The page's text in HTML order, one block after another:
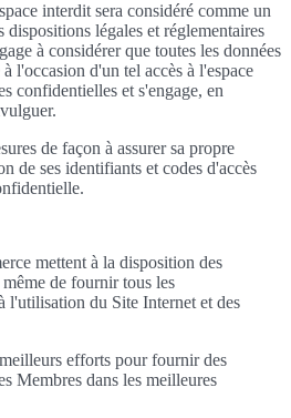
interdit sera considéré comme un
dispositions légales et réglementaires
à considérer que toutes les données
l'occasion d'un tel accès à l'espace
confidentielles et s'engage, en
de façon à assurer sa propre
de ses identifiants et codes d'accès
mettent à la disposition des
de fournir tous les
l'utilisation du Site Internet et des
efforts pour fournir des
Membres dans les meilleures